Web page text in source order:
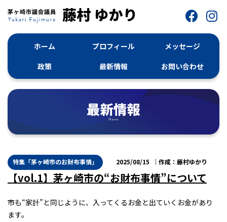
ホーム プロフィール
メッセージ
政策
最新情報 お問い合わせ
特集「茅ヶ崎市のお財布事情」 2025/08/15 藤村ゆかり
【vol.1】茅ヶ崎市の“お財布事情”について
市も“家計”と同じように、入ってくるお金と出ていくお金があり
ます。